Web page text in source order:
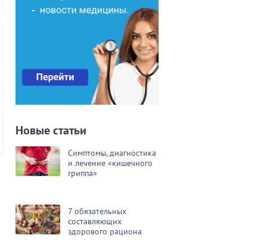
Новые статьи
Симптомы, диагностика
и лечение «кишечного
гриппа»
7 обязательных
составляющих
здорового рациона